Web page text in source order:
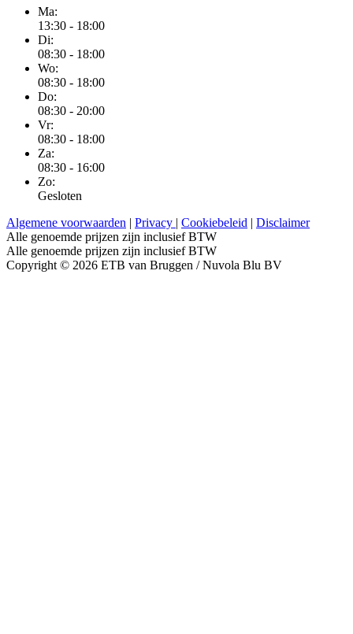
Ma:
13:30 - 18:00
Di:
08:30 - 18:00
Wo:
08:30 - 18:00
Do:
08:30 - 20:00
Vr:
08:30 - 18:00
Za:
08:30 - 16:00
Zo:
Gesloten
Algemene voorwaarden | Privacy | Cookiebeleid | Disclaimer
Alle genoemde prijzen zijn inclusief BTW
Alle genoemde prijzen zijn inclusief BTW
Copyright © 2026 ETB van Bruggen / Nuvola Blu BV